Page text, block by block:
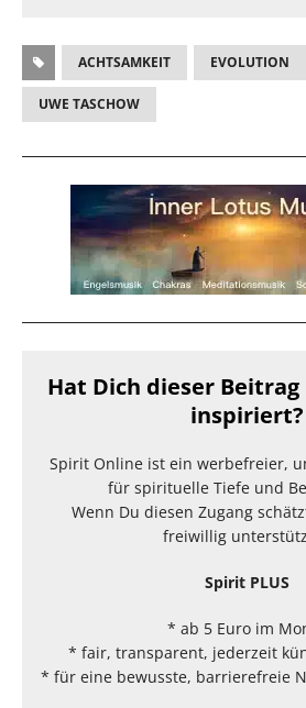
ACHTSAMKEIT EVOLUTION
UWE TASCHOW
Hat Dich dieser
inspiriert?
Spirit Online ist ein werbefreier,
für spirituelle Tiefe und
Wenn Du diesen Zugang
freiwillig
Spirit PLUS
* ab 5 Euro im
* fair, transparent, jederzeit
* für eine bewusste, barrierefreie